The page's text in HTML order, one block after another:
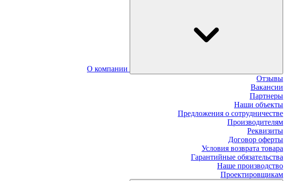
О компании
Отзывы
Вакансии
Партнеры
Наши объекты
Предложения о сотрудничестве
Производителям
Реквизиты
Договор оферты
Условия возврата товара
Гарантийные обязательства
Наше производство
Проектировщикам